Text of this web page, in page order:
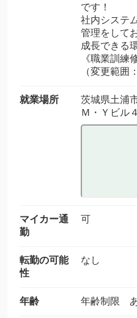
です！
社内システ
管理をして
成長できる
《職業訓練
（変更範囲
就業場所
茨城県土浦
Ｍ・Ｙビル
マイカー通
勤
可
転勤の可能
性
なし
年齢 年齢制限